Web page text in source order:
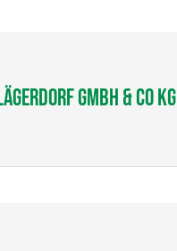
GmbH & Co KG